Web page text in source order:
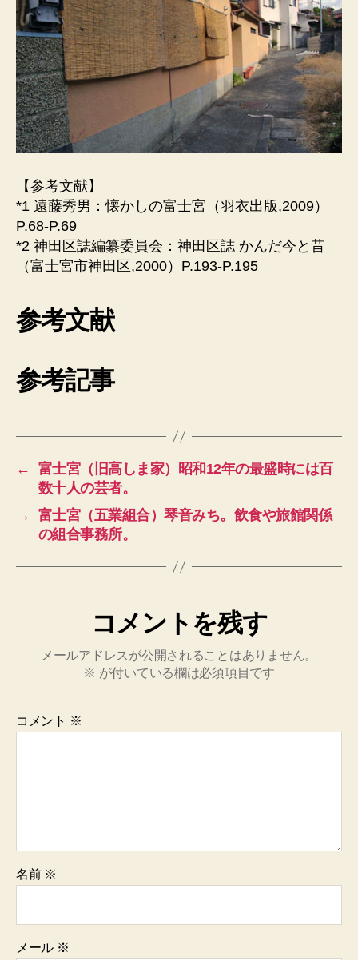
【参考文献】
*1 遠藤秀男：懐かしの富士宮（羽衣出版,2009）
P.68-P.69
*2 神田区誌編纂委員会：神田区誌 かんだ今と昔
（富士宮市神田区,2000）P.193-P.195
参考文献
参考記事
←
富士宮（旧高しま家）昭和12年の最盛時には百
数十人の芸者。
→
富士宮（五業組合）琴音みち。飲食や旅館関係
の組合事務所。
コメントを残す
メールアドレスが公開されることはありません。
※ が付いている欄は必須項目です
コメント ※
名前 ※
メール ※